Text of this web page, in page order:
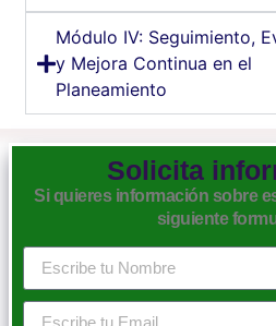
Módulo IV: Seguimiento,
y Mejora Continua en el
Planeamiento
Solicita
Si quieres información sobre
siguiente